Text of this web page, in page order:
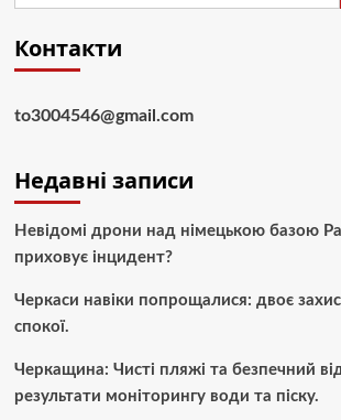
Контакти
to3004546@gmail.com
Недавні записи
Невідомі дрони над німецькою базою
приховує інцидент?
Черкаси навіки попрощалися: двоє
спокої.
Черкащина: Чисті пляжі та безпечний
результати моніторингу води та піску.